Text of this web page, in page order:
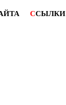
ССЫЛКИ